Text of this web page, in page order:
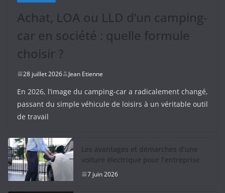
Achat, LOA ou LLD d’un camping-
car en société : quelle formule
choisir ?
28 juillet 2026 Jean Etienne
En 2026, l’image du camping-car a radicalement changé,
passant du simple véhicule de loisirs à un véritable outil
de travail
Les avantages et démarches d’une
voiture électrique pour l’entreprise
7 juin 2026